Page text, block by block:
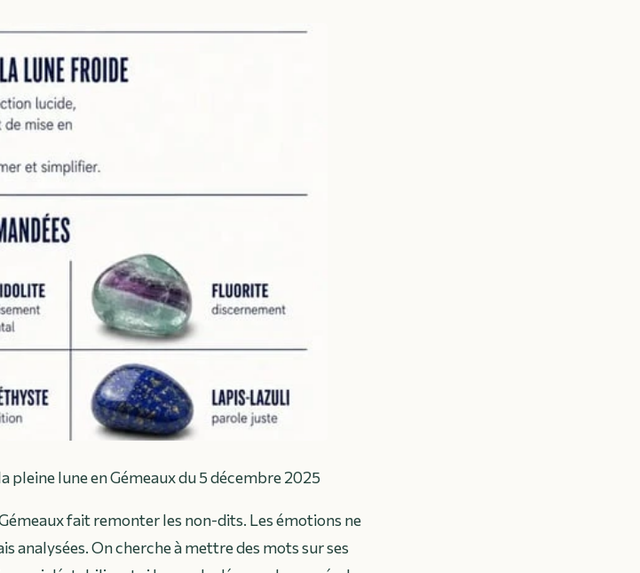
pleine lune en Gémeaux du 5 décembre 2025
fait remonter les non-dits. Les émotions ne
analysées. On cherche à mettre des mots sur ses